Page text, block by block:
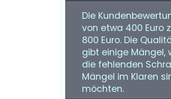
Die
von etwa 400 Euro
800 Euro. Die
gibt einige Mängel,
die fehlenden
Mängel im Klaren
möchten.